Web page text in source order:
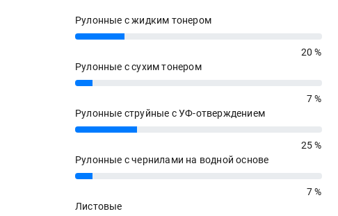
Рулонные с жидким тонером
20%
20 %
Рулонные с сухим тонером
7%
7 %
Рулонные струйные с УФ-отверждением
25%
25 %
Рулонные с чернилами на водной основе
7%
7 %
Листовые